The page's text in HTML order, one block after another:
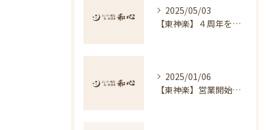
2025/05/03
【東神楽】４周年を迎えました｜ランチ・喫茶＆居酒屋 和心
2025/01/06
【東神楽】営業開始のお知らせ｜ランチ・喫茶＆居酒屋 和心